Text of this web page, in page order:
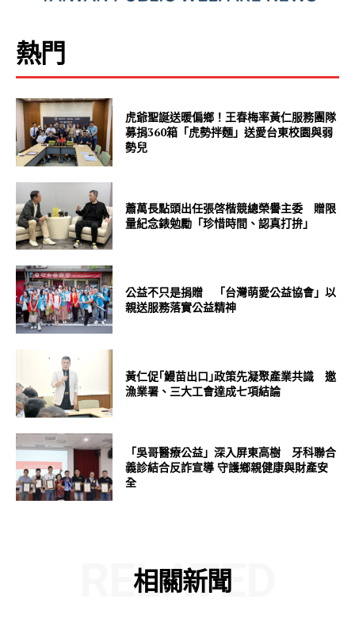
熱門
虎爺聖誕送暖偏鄉！王春梅率黃仁服務團隊
募捐360箱「虎勢拌麵」送愛台東校園與弱
勢兒
蕭萬長點頭出任張啓楷競總榮譽主委 贈限
量紀念錶勉勵「珍惜時間、認真打拚」
公益不只是捐贈 「台灣萌愛公益協會」以
親送服務落實公益精神
黃仁促｢鰻苗出口｣政策先凝聚產業共識 邀
漁業署、三大工會達成七項結論
「吳哥醫療公益」深入屏東高樹 牙科聯合
義診結合反詐宣導 守護鄉親健康與財產安
全
相關新聞
RELATED